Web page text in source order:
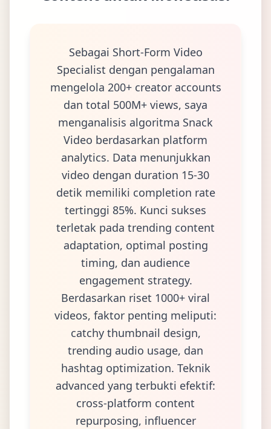
Sebagai Short-Form Video
Specialist dengan pengalaman
mengelola 200+ creator accounts
dan total 500M+ views, saya
menganalisis algoritma Snack
Video berdasarkan platform
analytics. Data menunjukkan
video dengan duration 15-30
detik memiliki completion rate
tertinggi 85%. Kunci sukses
terletak pada trending content
adaptation, optimal posting
timing, dan audience
engagement strategy.
Berdasarkan riset 1000+ viral
videos, faktor penting meliputi:
catchy thumbnail design,
trending audio usage, dan
hashtag optimization. Teknik
advanced yang terbukti efektif:
cross-platform content
repurposing, influencer